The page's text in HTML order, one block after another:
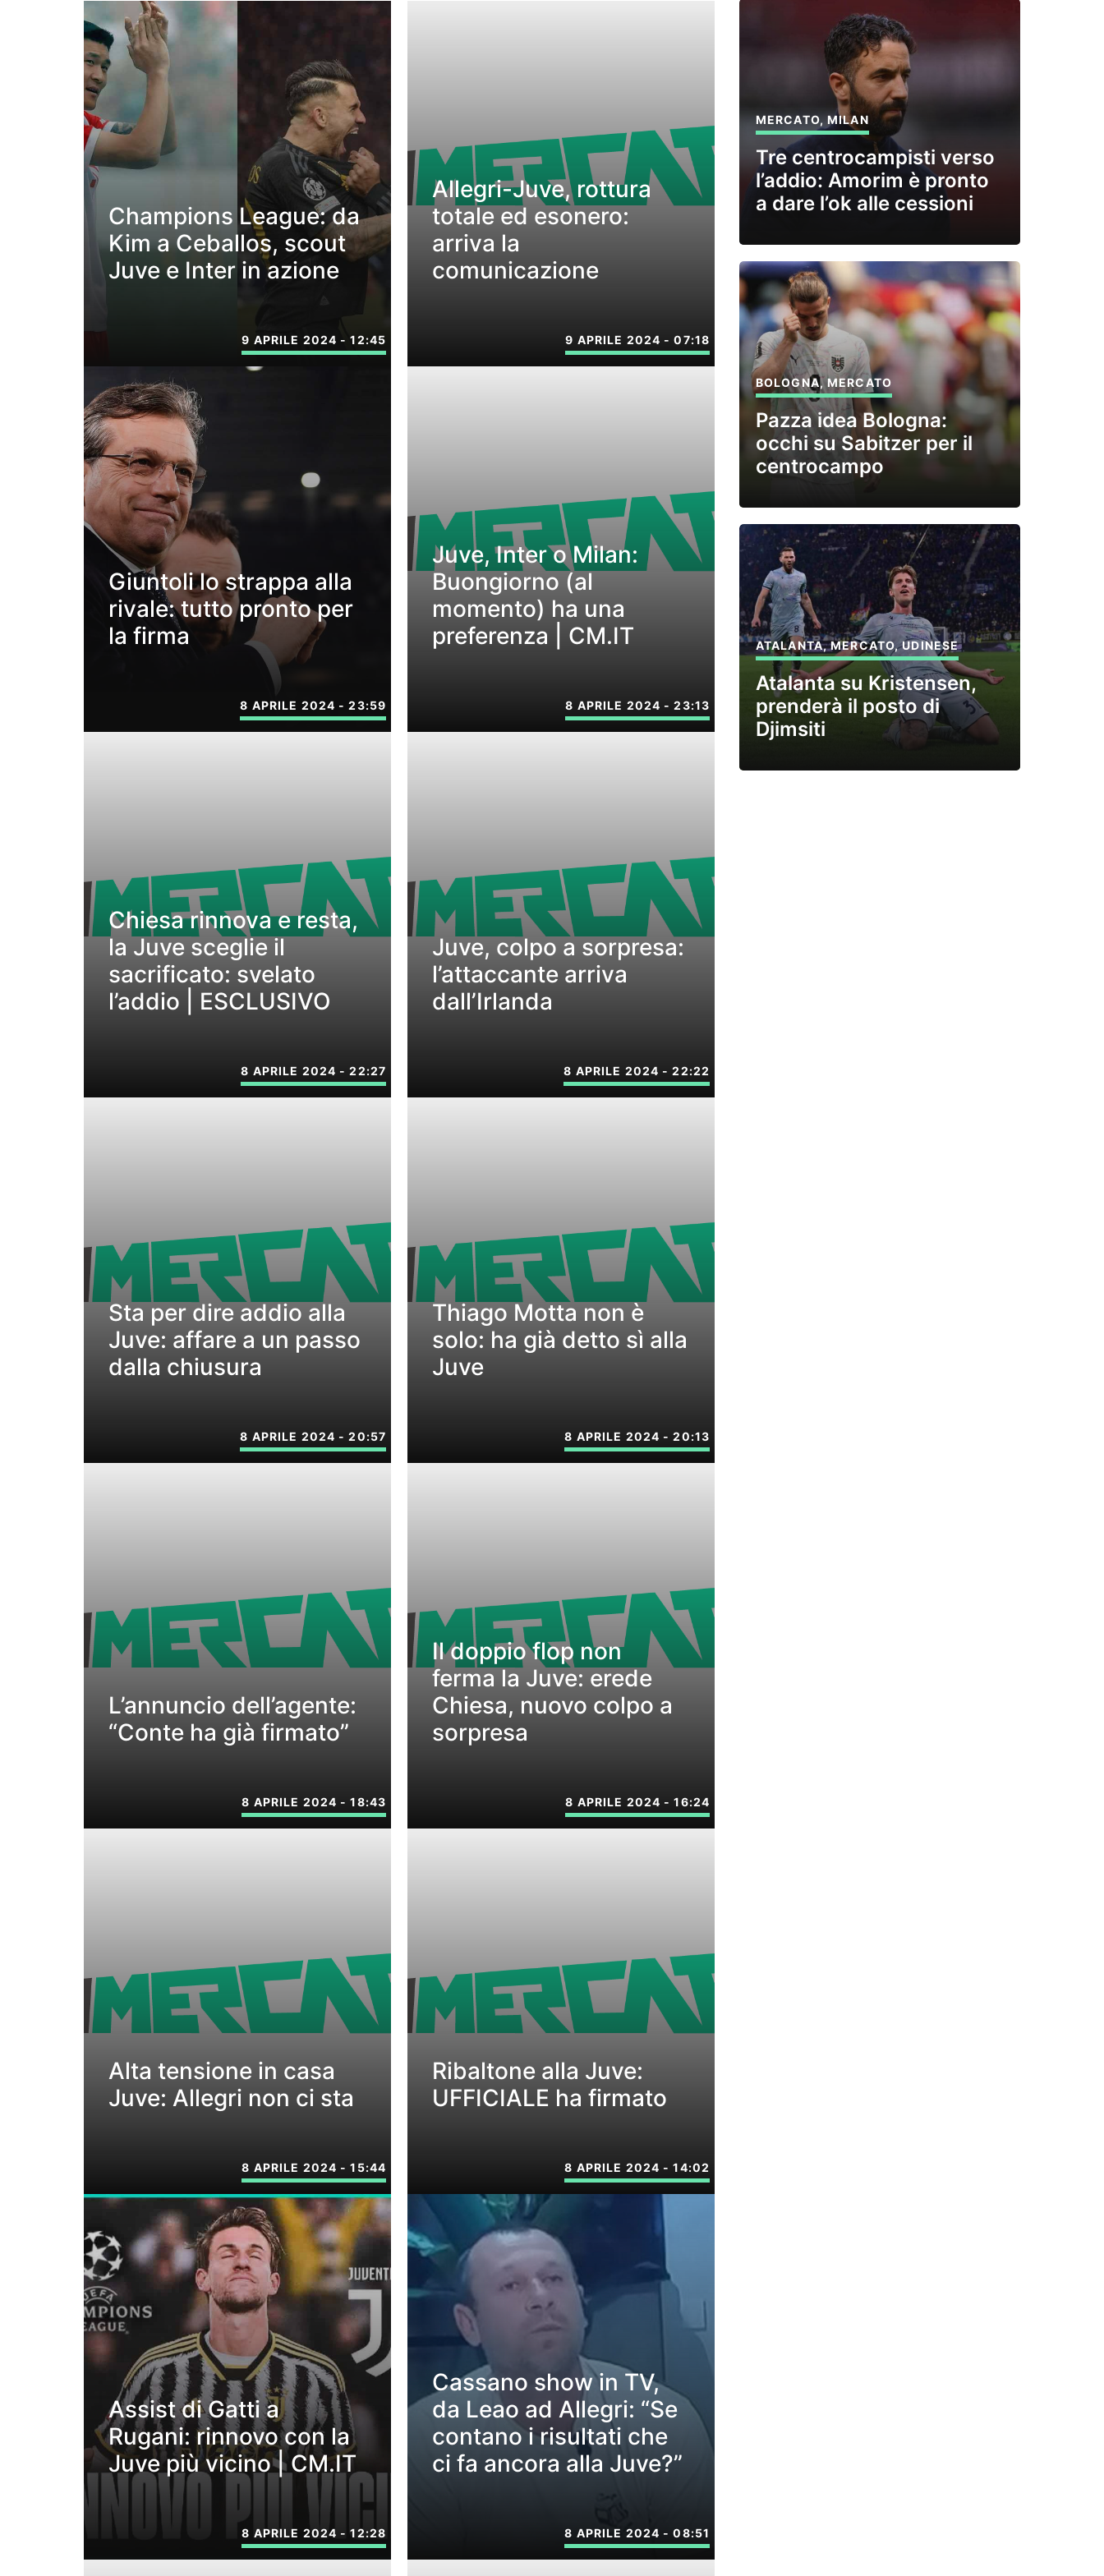
Champions League: da
Kim a Ceballos, scout
Juve e Inter in azione
9 APRILE 2024 - 12:45
Allegri-Juve, rottura
totale ed esonero:
arriva la
comunicazione
9 APRILE 2024 - 07:18
Giuntoli lo strappa alla
rivale: tutto pronto per
la firma
8 APRILE 2024 - 23:59
Juve, Inter o Milan:
Buongiorno (al
momento) ha una
preferenza | CM.IT
8 APRILE 2024 - 23:13
Chiesa rinnova e resta,
la Juve sceglie il
sacrificato: svelato
l’addio | ESCLUSIVO
8 APRILE 2024 - 22:27
Juve, colpo a sorpresa:
l’attaccante arriva
dall’Irlanda
8 APRILE 2024 - 22:22
Sta per dire addio alla
Juve: affare a un passo
dalla chiusura
8 APRILE 2024 - 20:57
Thiago Motta non è
solo: ha già detto sì alla
Juve
8 APRILE 2024 - 20:13
L’annuncio dell’agente:
“Conte ha già firmato”
8 APRILE 2024 - 18:43
Il doppio flop non
ferma la Juve: erede
Chiesa, nuovo colpo a
sorpresa
8 APRILE 2024 - 16:24
Alta tensione in casa
Juve: Allegri non ci sta
8 APRILE 2024 - 15:44
Ribaltone alla Juve:
UFFICIALE ha firmato
8 APRILE 2024 - 14:02
Assist di Gatti a
Rugani: rinnovo con la
Juve più vicino | CM.IT
8 APRILE 2024 - 12:28
Cassano show in TV,
da Leao ad Allegri: “Se
contano i risultati che
ci fa ancora alla Juve?”
8 APRILE 2024 - 08:51
MERCATO,MILAN
Tre centrocampisti verso
l’addio: Amorim è pronto
a dare l’ok alle cessioni
BOLOGNA,MERCATO
Pazza idea Bologna:
occhi su Sabitzer per il
centrocampo
ATALANTA,MERCATO,UDINESE
Atalanta su Kristensen,
prenderà il posto di
Djimsiti